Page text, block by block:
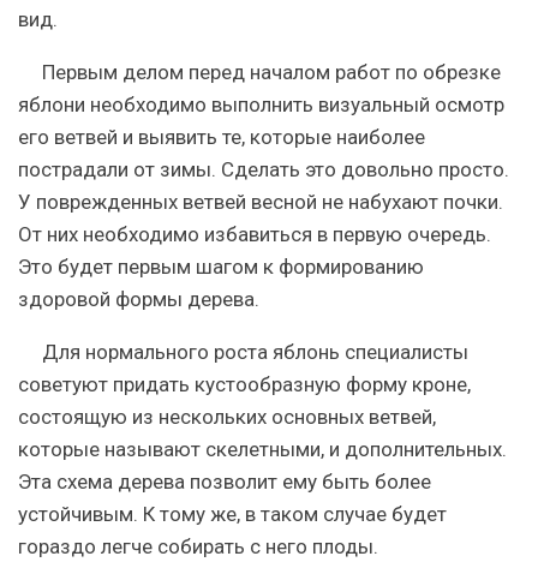
вид.
Первым делом перед началом работ по обрезке
яблони необходимо выполнить визуальный осмотр
его ветвей и выявить те, которые наиболее
пострадали от зимы. Сделать это довольно просто.
У поврежденных ветвей весной не набухают почки.
От них необходимо избавиться в первую очередь.
Это будет первым шагом к формированию
здоровой формы дерева.
Для нормального роста яблонь специалисты
советуют придать кустообразную форму кроне,
состоящую из нескольких основных ветвей,
которые называют скелетными, и дополнительных.
Эта схема дерева позволит ему быть более
устойчивым. К тому же, в таком случае будет
гораздо легче собирать с него плоды.